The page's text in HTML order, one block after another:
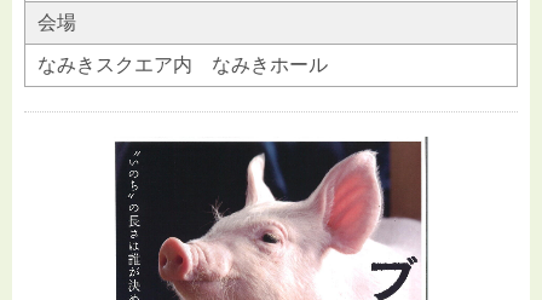
会場
なみきスクエア内 なみきホール